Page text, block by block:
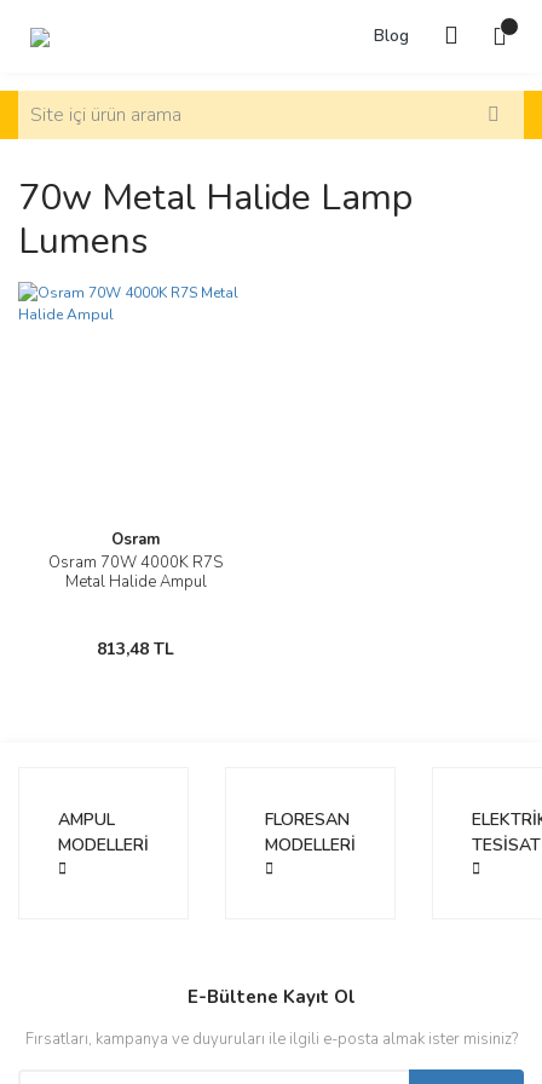
Blog
70w Metal Halide Lamp
Lumens
Osram
Osram 70W 4000K R7S
Metal Halide Ampul
813,48 TL
AMPUL
MODELLERİ
FLORESAN
MODELLERİ
TESİSAT
E-Bültene Kayıt Ol
Fırsatları, kampanya ve duyuruları ile ilgili e-posta almak ister misiniz?